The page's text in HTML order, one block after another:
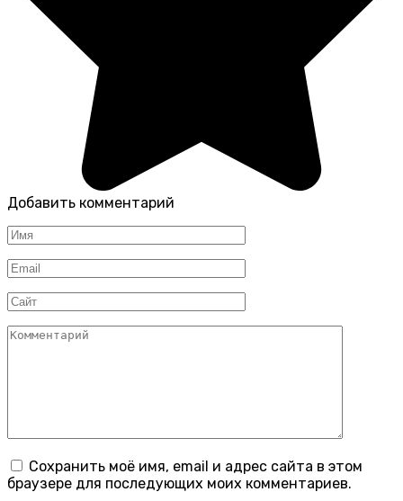
Добавить комментарий
Имя
*
Email
*
Сайт
Комментарий
Сохранить моё имя, email и адрес сайта в этом
браузере для последующих моих комментариев.